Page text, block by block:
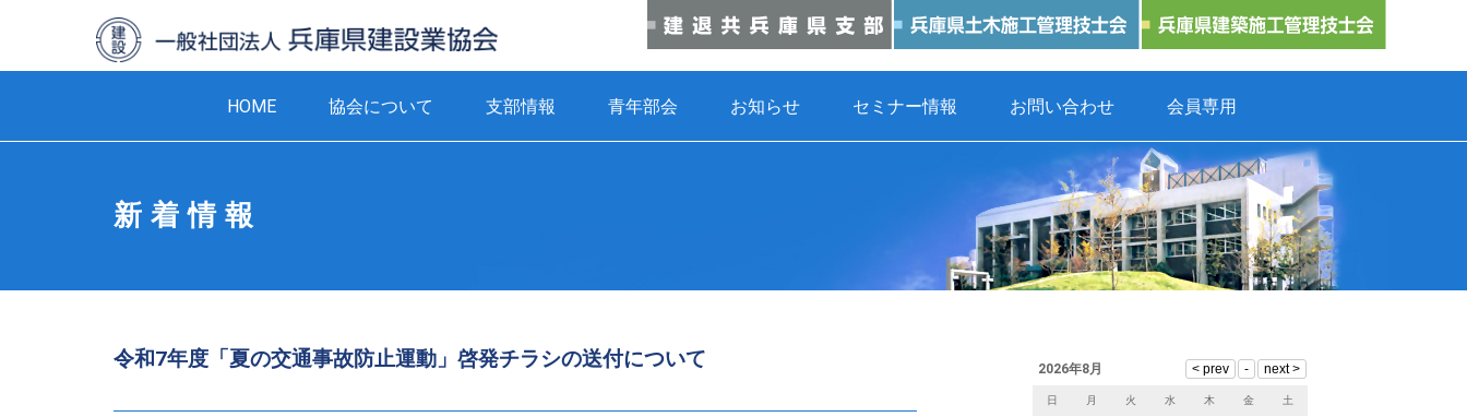
HOME 協会について 支部情報 青年部会 お知らせ セミナー情報 お問い合わせ 会員専用
新着情報
令和7年度「夏の交通事故防止運動」啓発チラシの送付について 2026年8月
日 月 火 水 木 金 土